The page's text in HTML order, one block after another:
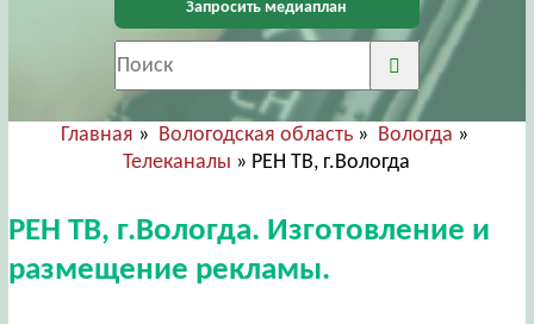
Запросить медиаплан
Главная » Вологодская область» Вологда »
Телеканалы » РЕН ТВ, г.Вологда
РЕН ТВ, г.Вологда. Изготовление и
размещение рекламы.